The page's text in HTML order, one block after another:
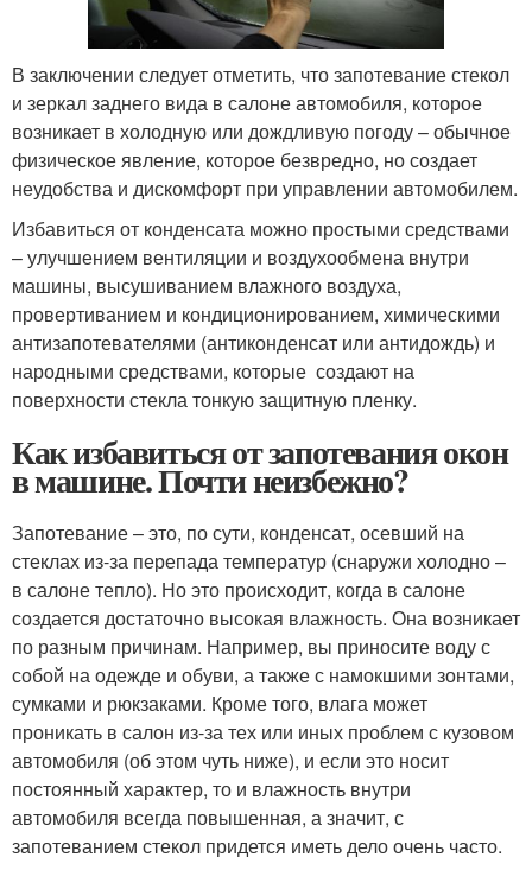
В заключении следует отметить, что запотевание стекол
и зеркал заднего вида в салоне автомобиля, которое
возникает в холодную или дождливую погоду – обычное
физическое явление, которое безвредно, но создает
неудобства и дискомфорт при управлении автомобилем.
Избавиться от конденсата можно простыми средствами
– улучшением вентиляции и воздухообмена внутри
машины, высушиванием влажного воздуха,
провертиванием и кондиционированием, химическими
антизапотевателями (антиконденсат или антидождь) и
народными средствами, которые создают на
поверхности стекла тонкую защитную пленку.
Как избавиться от запотевания окон
в машине. Почти неизбежно?
Запотевание – это, по сути, конденсат, осевший на
стеклах из-за перепада температур (снаружи холодно –
в салоне тепло). Но это происходит, когда в салоне
создается достаточно высокая влажность. Она возникает
по разным причинам. Например, вы приносите воду с
собой на одежде и обуви, а также с намокшими зонтами,
сумками и рюкзаками. Кроме того, влага может
проникать в салон из-за тех или иных проблем с кузовом
автомобиля (об этом чуть ниже), и если это носит
постоянный характер, то и влажность внутри
автомобиля всегда повышенная, а значит, с
запотеванием стекол придется иметь дело очень часто.